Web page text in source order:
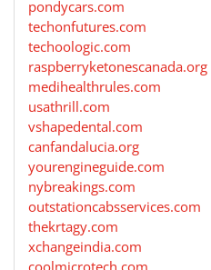
pondycars.com
techonfutures.com
techoologic.com
raspberryketonescanada.org
medihealthrules.com
usathrill.com
vshapedental.com
canfandalucia.org
yourengineguide.com
nybreakings.com
outstationcabsservices.com
thekrtagy.com
xchangeindia.com
coolmicrotech.com